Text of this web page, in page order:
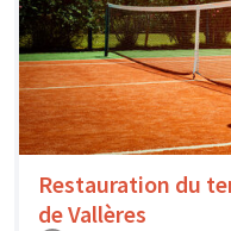
Restauration du
de Vallères